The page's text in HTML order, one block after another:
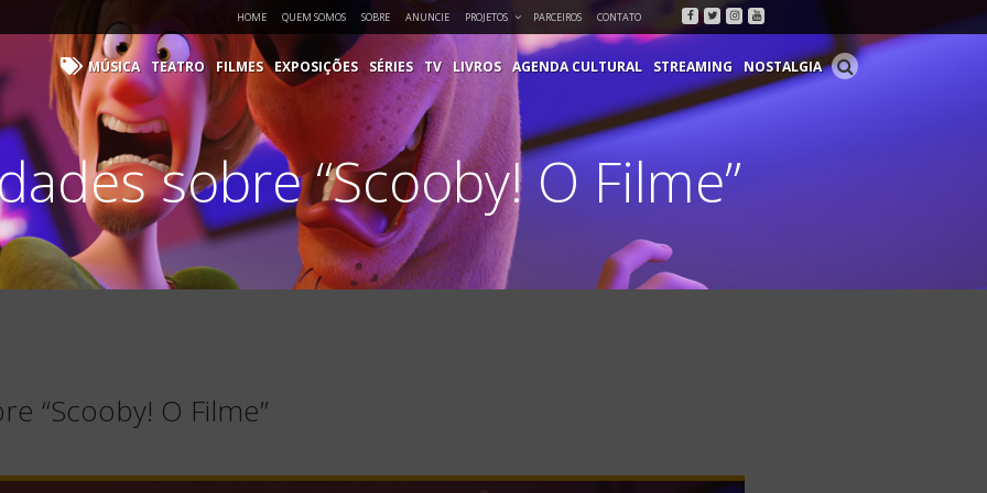
HOME QUEM SOMOS SOBRE ANUNCIE PROJETOS PARCEIROS CONTATO Facebook
Twitter
Instagram
Youtube
MÚSICA TEATRO FILMES EXPOSIÇÕES SÉRIES TV LIVROS AGENDA CULTURAL STREAMING NOSTALGIA
sobre “Scooby! O Filme”
“Scooby! O Filme”